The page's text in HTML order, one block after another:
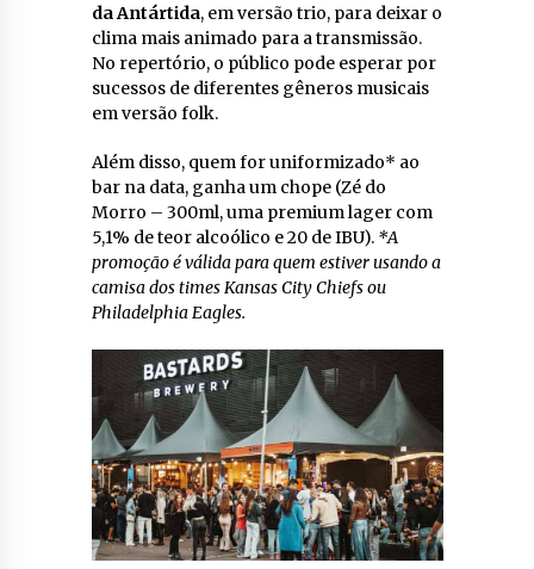
da Antártida, em versão trio, para deixar o
clima mais animado para a transmissão.
No repertório, o público pode esperar por
sucessos de diferentes gêneros musicais
em versão folk.
Além disso, quem for uniformizado* ao
bar na data, ganha um chope (Zé do
Morro – 300ml, uma premium lager com
5,1% de teor alcoólico e 20 de IBU). *A
promoção é válida para quem estiver usando a
camisa dos times Kansas City Chiefs ou
Philadelphia Eagles.